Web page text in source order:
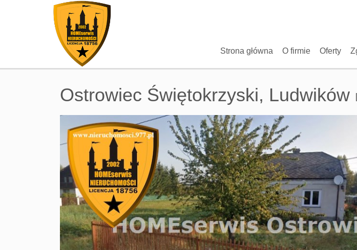
Strona główna O firmie Oferty
Ostrowiec Świętokrzyski, Ludwików
+